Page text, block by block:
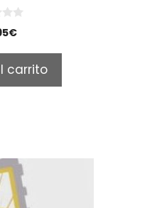
€
carrito